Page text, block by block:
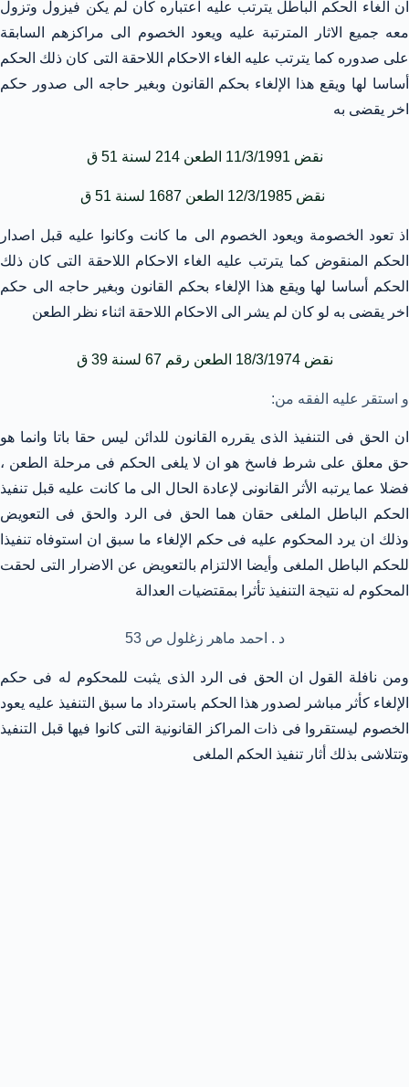
ان الغاء الحكم الباطل يترتب عليه اعتباره كأن لم يكن فيزول وتزول
معه جميع الاثار المترتبة عليه ويعود الخصوم الى مراكزهم السابقة
على صدوره كما يترتب عليه الغاء الاحكام اللاحقة التى كان ذلك الحكم
أساسا لها ويقع هذا الإلغاء بحكم القانون وبغير حاجه الى صدور حكم
اخر يقضى به
نقض 11/3/1991 الطعن 214 لسنة 51 ق
نقض 12/3/1985 الطعن 1687 لسنة 51 ق
اذ تعود الخصومة ويعود الخصوم الى ما كانت وكانوا عليه قبل اصدار
الحكم المنقوض كما يترتب عليه الغاء الاحكام اللاحقة التى كان ذلك
الحكم أساسا لها ويقع هذا الإلغاء بحكم القانون وبغير حاجه الى حكم
اخر يقضى به لو كان لم يشر الى الاحكام اللاحقة اثناء نظر الطعن
نقض 18/3/1974 الطعن رقم 67 لسنة 39 ق
و استقر عليه الفقه من:
ان الحق فى التنفيذ الذى يقرره القانون للدائن ليس حقا باتا وانما هو
حق معلق على شرط فاسخ هو ان لا يلغى الحكم فى مرحلة الطعن ،
فضلا عما يرتبه الأثر القانونى لإعادة الحال الى ما كانت عليه قبل تنفيذ
الحكم الباطل الملغى حقان هما الحق فى الرد والحق فى التعويض
وذلك ان يرد المحكوم عليه فى حكم الإلغاء ما سبق ان استوفاه تنفيذا
للحكم الباطل الملغى وأيضا الالتزام بالتعويض عن الاضرار التى لحقت
المحكوم له نتيجة التنفيذ تأثرا بمقتضيات العدالة
د . احمد ماهر زغلول ص 53
ومن نافلة القول ان الحق فى الرد الذى يثبت للمحكوم له فى حكم
الإلغاء كأثر مباشر لصدور هذا الحكم باسترداد ما سبق التنفيذ عليه يعود
الخصوم ليستقروا فى ذات المراكز القانونية التى كانوا فيها قبل التنفيذ
وتتلاشى بذلك أثار تنفيذ الحكم الملغى